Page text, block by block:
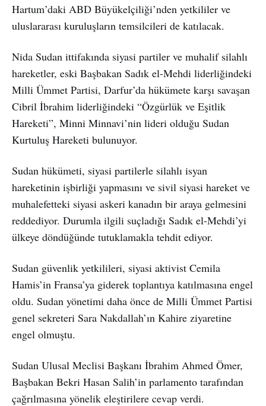
Hartum’daki ABD Büyükelçiliği’nden yetkililer ve
uluslararası kuruluşların temsilcileri de katılacak.
Nida Sudan ittifakında siyasi partiler ve muhalif silahlı
hareketler, eski Başbakan Sadık el-Mehdi liderliğindeki
Milli Ümmet Partisi, Darfur’da hükümete karşı savaşan
Cibril İbrahim liderliğindeki “Özgürlük ve Eşitlik
Hareketi”, Minni Minnavi’nin lideri olduğu Sudan
Kurtuluş Hareketi bulunuyor.
Sudan hükümeti, siyasi partilerle silahlı isyan
hareketinin işbirliği yapmasını ve sivil siyasi hareket ve
muhalefetteki siyasi askeri kanadın bir araya gelmesini
reddediyor. Durumla ilgili suçladığı Sadık el-Mehdi’yi
ülkeye döndüğünde tutuklamakla tehdit ediyor.
Sudan güvenlik yetkilileri, siyasi aktivist Cemila
Hamis’in Fransa’ya giderek toplantıya katılmasına engel
oldu. Sudan yönetimi daha önce de Milli Ümmet Partisi
genel sekreteri Sara Nakdallah’ın Kahire ziyaretine
engel olmuştu.
Sudan Ulusal Meclisi Başkanı İbrahim Ahmed Ömer,
Başbakan Bekri Hasan Salih’in parlamento tarafından
çağrılmasına yönelik eleştirilere cevap verdi.